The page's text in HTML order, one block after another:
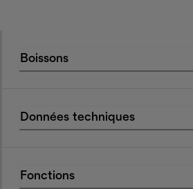
Boissons
Données techniques
Fonctions